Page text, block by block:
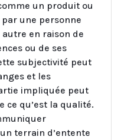
un produit ou
une personne
en raison de
ou de ses
subjectivité peut
et les
impliquée peut
ce qu’est la qualité.
terrain d’entente